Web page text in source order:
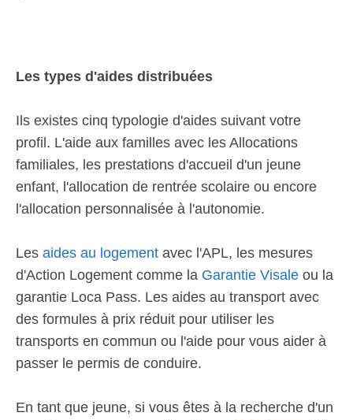
Les types d'aides distribuées
Ils existes cinq typologie d'aides suivant votre
profil. L'aide aux familles avec les Allocations
familiales, les prestations d'accueil d'un jeune
enfant, l'allocation de rentrée scolaire ou encore
l'allocation personnalisée à l'autonomie.
Les aides au logement avec l'APL, les mesures
d'Action Logement comme la Garantie Visale ou la
garantie Loca Pass. Les aides au transport avec
des formules à prix réduit pour utiliser les
transports en commun ou l'aide pour vous aider à
passer le permis de conduire.
En tant que jeune, si vous êtes à la recherche d'un